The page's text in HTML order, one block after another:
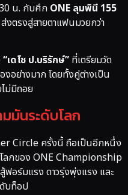
น. กับศึก ONE ลุมพินี 155
ส่งตรงสู่สายตาแฟนมวยกว่า
“เดโช ป.บริรักษ์” ที่เตรียมวัด
อย่างมาก โดยทั้งคู่ต่างเป็น
ม่มีถอย
มันระดับโลก
Circle ครั้งนี้ ถือเป็นอีกหนึ่ง
ลกของ ONE Championship
ฟอร์มแรง ดาวรุ่งพุ่งแรง และ
บท็อป